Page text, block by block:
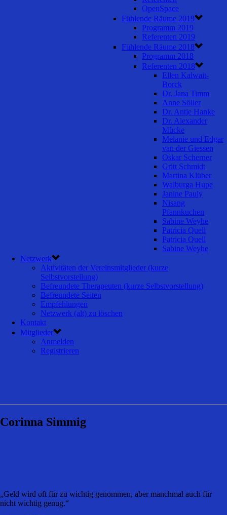
OpenSpace
Fühlende Räume 2019
Programm 2019
Referenten 2019
Fühlende Räume 2018
Programm 2018
Referenten 2018
Ellen Kalwait-
Borck
Dr. Jana Timm
Anne Söller
Dr. Antje Hanke
Dr. Alexander
Mücke
Melanie und Edgar
van der Giessen
Oskar Scherner
Gritt Schmidt
Martina Klüber
Walburga Hupe
Janine Pauly
Nisang
Pfannkuchen
Sabine Weyhe
Patricia Quell
Patricia Quell
Sabine Weyhe
Netzwerk
Aktivitäten der Vereinsmitglieder (kurze
Selbstvorstellung)
Befreundete Therapeuten (kurze Selbstvorstellung)
Befreundete Seiten
Empfehlungen
Netzwerk (alt) zu löschen
Kontakt
Mitglieder
Anmelden
Registrieren
Corinna Simmig
„Geld wird oft für zu wichtig genommen, aber manchmal auch für
nicht wichtig genug.“